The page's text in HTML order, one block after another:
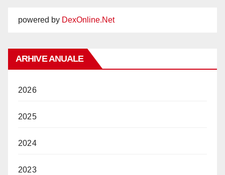
powered by DexOnline.Net
ARHIVE ANUALE
2026
2025
2024
2023